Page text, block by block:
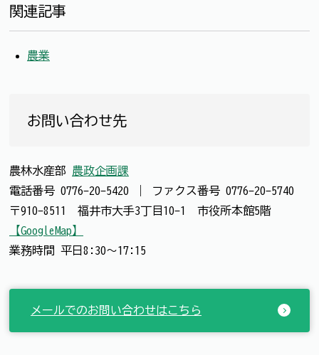
関連記事
農業
お問い合わせ先
農林水産部 農政企画課
電話番号 0776-20-5420 ファクス番号 0776-20-5740
〒910-8511 福井市大手3丁目10-1 市役所本館5階
【GoogleMap】
業務時間 平日8:30～17:15
メールでのお問い合わせはこちら